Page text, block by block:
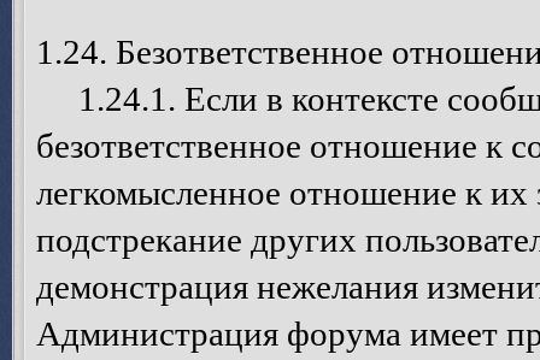
1.24. Безответственное
1.24.1. Если в контексте
безответственное отношение к
легкомысленное отношение к
подстрекание других
демонстрация нежелания
Администрация форума имеет